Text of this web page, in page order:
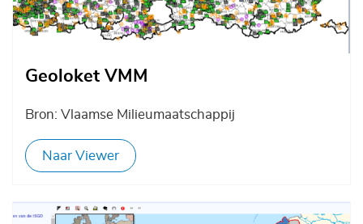
Geoloket VMM
Bron: Vlaamse Milieumaatschappij
Naar Viewer
Afbeelding